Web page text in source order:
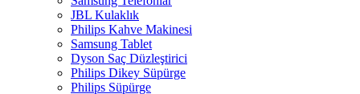
JBL Kulaklık
Philips Kahve Makinesi
Samsung Tablet
Dyson Saç Düzleştirici
Philips Dikey Süpürge
Philips Süpürge